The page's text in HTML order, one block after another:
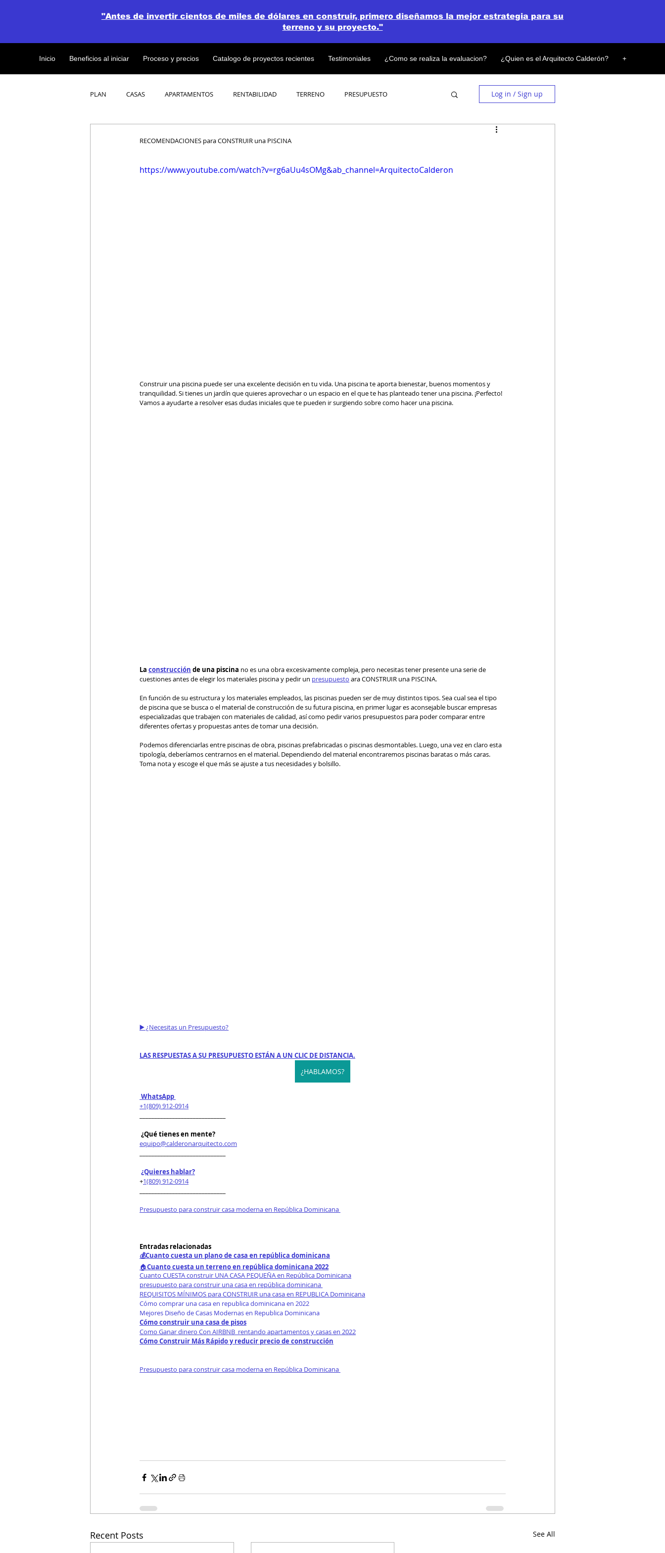
Inicio Beneficios al iniciar Proceso y precios Catalogo de proyectos recientes Testimoniales ¿Como se realiza la evaluacion? ¿Quien es el Arquitecto Calderón? +
"Antes de invertir cientos de miles de dólares en construir, primero diseñamos la mejor estrategia para su
terreno y su proyecto."
PLAN CASAS APARTAMENTOS RENTABILIDAD TERRENO PRESUPUESTO
OBRAS DE CONSTRUCCION
Log in / Sign up
RECOMENDACIONES para CONSTRUIR una PISCINA
https://www.youtube.com/watch?v=rg6aUu4sOMg&ab_channel=ArquitectoCalderon
Construir una piscina puede ser una excelente decisión en tu vida. Una piscina te aporta bienestar, buenos momentos y
tranquilidad. Si tienes un jardín que quieres aprovechar o un espacio en el que te has planteado tener una piscina. ¡Perfecto!
Vamos a ayudarte a resolver esas dudas iniciales que te pueden ir surgiendo sobre como hacer una piscina.
La construcción de una piscina no es una obra excesivamente compleja, pero necesitas tener presente una serie de
cuestiones antes de elegir los materiales piscina y pedir un presupuesto ara CONSTRUIR una PISCINA.
En función de su estructura y los materiales empleados, las piscinas pueden ser de muy distintos tipos. Sea cual sea el tipo
de piscina que se busca o el material de construcción de su futura piscina, en primer lugar es aconsejable buscar empresas
especializadas que trabajen con materiales de calidad, así como pedir varios presupuestos para poder comparar entre
diferentes ofertas y propuestas antes de tomar una decisión.
Podemos diferenciarlas entre piscinas de obra, piscinas prefabricadas o piscinas desmontables. Luego, una vez en claro esta
tipología, deberíamos centrarnos en el material. Dependiendo del material encontraremos piscinas baratas o más caras.
Toma nota y escoge el que más se ajuste a tus necesidades y bolsillo.
▶️ ¿Necesitas un Presupuesto?
LAS RESPUESTAS A SU PRESUPUESTO ESTÁN A UN CLIC DE DISTANCIA.
¿HABLAMOS?
WhatsApp
+1(809) 912-0914
¿Qué tienes en mente?
equipo@calderonarquitecto.com
¿Quieres hablar?
+1(809) 912-0914
Presupuesto para construir casa moderna en República Dominicana
Entradas relacionadas
💰Cuanto cuesta un plano de casa en república dominicana
🏠Cuanto cuesta un terreno en república dominicana 2022
Cuanto CUESTA construir UNA CASA PEQUEÑA en República Dominicana
presupuesto para construir una casa en república dominicana
REQUISITOS MÍNIMOS para CONSTRUIR una casa en REPUBLICA Dominicana
Cómo comprar una casa en republica dominicana en 2022
Mejores Diseño de Casas Modernas en Republica Dominicana
Cómo construir una casa de pisos
Como Ganar dinero Con AIRBNB  rentando apartamentos y casas en 2022
Cómo Construir Más Rápido y reducir precio de construcción
Presupuesto para construir casa moderna en República Dominicana
Recent Posts See All